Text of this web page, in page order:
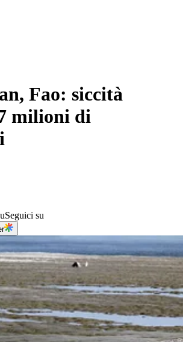
Fao: siccità
milioni di
Seguici su